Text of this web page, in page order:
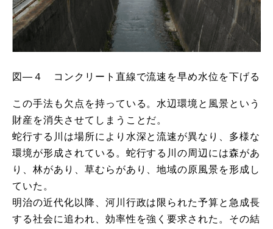
図―４ コンクリート直線で流速を早め水位を下げる
この手法も欠点を持っている。水辺環境と風景という
財産を消失させてしまうことだ。
蛇行する川は場所により水深と流速が異なり、多様な
環境が形成されている。蛇行する川の周辺には森があ
り、林があり、草むらがあり、地域の原風景を形成し
ていた。
明治の近代化以降、河川行政は限られた予算と急成長
する社会に追われ、効率性を強く要求された。その結